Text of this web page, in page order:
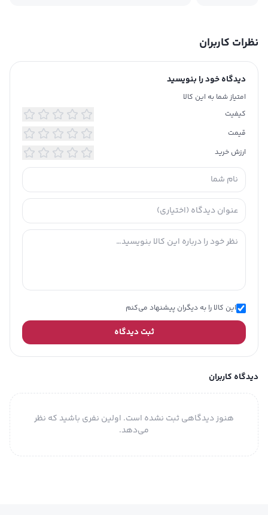
نظرات کاربران
دیدگاه خود را بنویسید
امتیاز شما به این کالا
کیفیت
قیمت
ارزش خرید
این کالا را به دیگران پیشنهاد می‌کنم
ثبت دیدگاه
دیدگاه کاربران
هنوز دیدگاهی ثبت نشده است. اولین نفری باشید که نظر
می‌دهد.